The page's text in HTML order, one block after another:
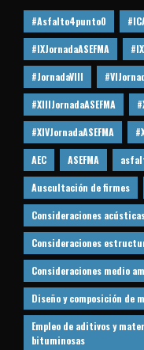
#Asfalto4punto0
#IXJornadaASEFMA
#JornadaVIII
#XIIIJornadaASEFMA
#XIVJornadaASEFMA
AEC ASEFMA
Auscultación de firmes
Consideraciones
Consideraciones
Consideraciones medio
Diseño y composición de
Empleo de aditivos y
bituminosas